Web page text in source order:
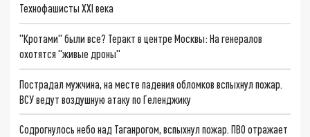
Технофашисты XXI века
"Кротами" были все? Теракт в центре Москвы: На генералов
охотятся "живые дроны"
Пострадал мужчина, на месте падения обломков вспыхнул пожар.
ВСУ ведут воздушную атаку по Геленджику
Содрогнулось небо над Таганрогом, вспыхнул пожар. ПВО отражает